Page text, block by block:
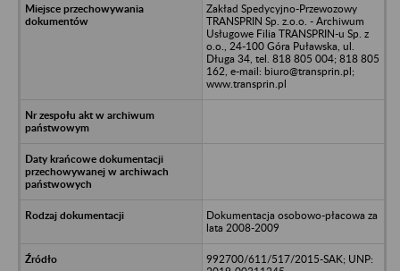
Zakład Spedycyjno-Przewozowy
TRANSPRIN Sp. z.o.o. - Archiwum
Usługowe Filia TRANSPRIN-u Sp. z
o.o., 24-100 Góra Puławska, ul.
Długa 34, tel. 818 805 004; 818 805
162, e-mail: biuro@transprin.pl;
www.transprin.pl
Dokumentacja osobowo-płacowa za
lata 2008-2009
992700/611/517/2015-SAK; UNP: